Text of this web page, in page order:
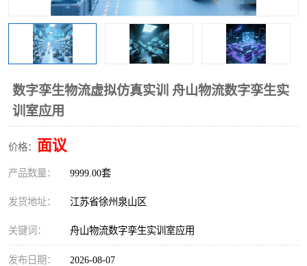
数字孪生物流虚拟仿真实训 舟山物流数字孪生实
训室应用
价格： 面议
产品数量： 9999.00套
发货地址： 江苏省徐州泉山区
关键词： 舟山物流数字孪生实训室应用
发布日期： 2026-08-07